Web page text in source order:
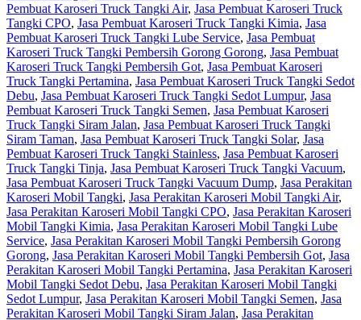
Pembuat Karoseri Truck Tangki Air, Jasa Pembuat Karoseri Truck
Tangki CPO, Jasa Pembuat Karoseri Truck Tangki Kimia, Jasa
Pembuat Karoseri Truck Tangki Lube Service, Jasa Pembuat
Karoseri Truck Tangki Pembersih Gorong Gorong, Jasa Pembuat
Karoseri Truck Tangki Pembersih Got, Jasa Pembuat Karoseri
Truck Tangki Pertamina, Jasa Pembuat Karoseri Truck Tangki Sedot
Debu, Jasa Pembuat Karoseri Truck Tangki Sedot Lumpur, Jasa
Pembuat Karoseri Truck Tangki Semen, Jasa Pembuat Karoseri
Truck Tangki Siram Jalan, Jasa Pembuat Karoseri Truck Tangki
Siram Taman, Jasa Pembuat Karoseri Truck Tangki Solar, Jasa
Pembuat Karoseri Truck Tangki Stainless, Jasa Pembuat Karoseri
Truck Tangki Tinja, Jasa Pembuat Karoseri Truck Tangki Vacuum,
Jasa Pembuat Karoseri Truck Tangki Vacuum Dump, Jasa Perakitan
Karoseri Mobil Tangki, Jasa Perakitan Karoseri Mobil Tangki Air,
Jasa Perakitan Karoseri Mobil Tangki CPO, Jasa Perakitan Karoseri
Mobil Tangki Kimia, Jasa Perakitan Karoseri Mobil Tangki Lube
Service, Jasa Perakitan Karoseri Mobil Tangki Pembersih Gorong
Gorong, Jasa Perakitan Karoseri Mobil Tangki Pembersih Got, Jasa
Perakitan Karoseri Mobil Tangki Pertamina, Jasa Perakitan Karoseri
Mobil Tangki Sedot Debu, Jasa Perakitan Karoseri Mobil Tangki
Sedot Lumpur, Jasa Perakitan Karoseri Mobil Tangki Semen, Jasa
Perakitan Karoseri Mobil Tangki Siram Jalan, Jasa Perakitan